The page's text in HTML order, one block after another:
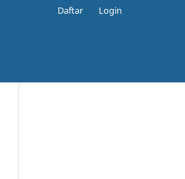
Daftar Login